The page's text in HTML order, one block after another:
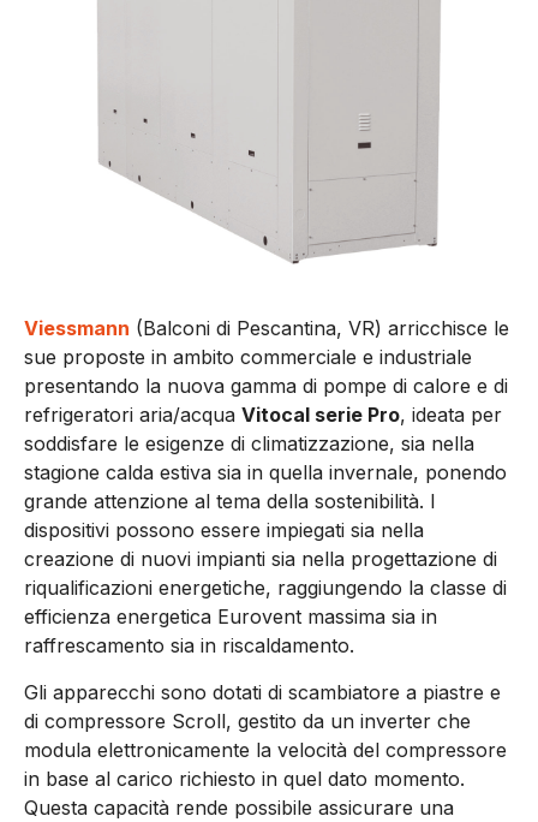
Viessmann (Balconi di Pescantina, VR) arricchisce le
sue proposte in ambito commerciale e industriale
presentando la nuova gamma di pompe di calore e di
refrigeratori aria/acqua Vitocal serie Pro, ideata per
soddisfare le esigenze di climatizzazione, sia nella
stagione calda estiva sia in quella invernale, ponendo
grande attenzione al tema della sostenibilità. I
dispositivi possono essere impiegati sia nella
creazione di nuovi impianti sia nella progettazione di
riqualificazioni energetiche, raggiungendo la classe di
efficienza energetica Eurovent massima sia in
raffrescamento sia in riscaldamento.
Gli apparecchi sono dotati di scambiatore a piastre e
di compressore Scroll, gestito da un inverter che
modula elettronicamente la velocità del compressore
in base al carico richiesto in quel dato momento.
Questa capacità rende possibile assicurare una